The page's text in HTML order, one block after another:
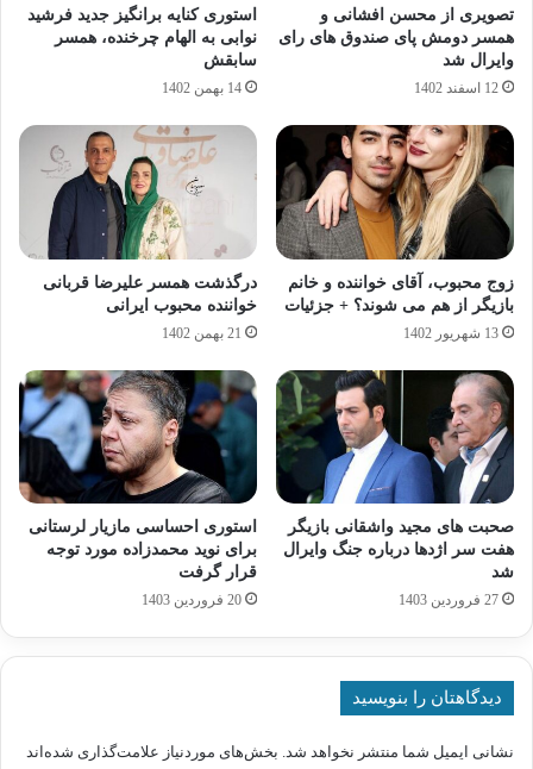
تصویری از محسن افشانی و
همسر دومش پای صندوق های رای
وایرال شد
12 اسفند 1402
استوری کنایه برانگیز جدید فرشید
نوابی به الهام چرخنده، همسر
سابقش
14 بهمن 1402
زوج محبوب، آقای خواننده و خانم
بازیگر از هم می شوند؟ + جزئیات
13 شهریور 1402
درگذشت همسر علیرضا قربانی
خواننده محبوب ایرانی
21 بهمن 1402
صحبت های مجید واشقانی بازیگر
هفت سر اژدها درباره جنگ وایرال
شد
27 فروردین 1403
استوری احساسی مازیار لرستانی
برای نوید محمدزاده مورد توجه
قرار گرفت
20 فروردین 1403
دیدگاهتان را بنویسید
نشانی ایمیل شما منتشر نخواهد شد. بخش‌های موردنیاز علامت‌گذاری شده‌اند